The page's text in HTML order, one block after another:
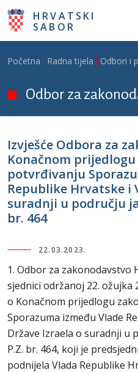
Skoči na glavni sadržaj
HRVATSKI
SABOR
Breadcrumb
Početna Radna tijela Odbori i
Odbor za
Izvješće Odbora za
Konačnom
potvrđivanju
Republike Hrvatske i
suradnji u području
br. 464
22.03.2023.
1. Odbor za zakonodavstvo
sjednici održanoj 22. ožujka
o Konačnom prijedlogu
Sporazuma između Vlade
Države Izraela o suradnji u
P.Z. br. 464, koji je
podnijela Vlada Republike